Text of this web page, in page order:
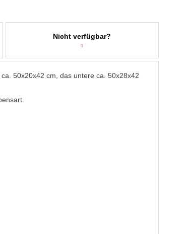
Nicht verfügbar?
50x20x42 cm, das untere ca. 50x28x42